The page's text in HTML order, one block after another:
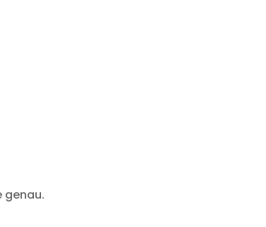
genau.